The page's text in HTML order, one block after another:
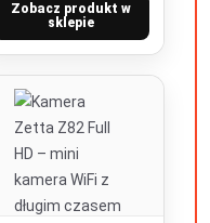
Zobacz produkt w
sklepie